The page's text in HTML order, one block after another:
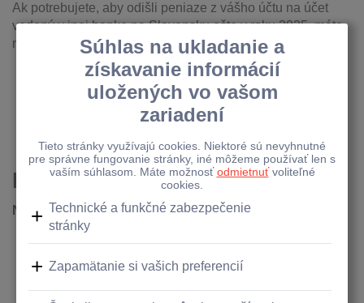
Ak potrebujete, aby odišli peniaze z vášho účtu na účet
vedený v inej banke na Slovensku ešte v roku 2025, máte
nasledujúce možnosti:
platbu zadať ako okamžitú najneskôr 31.12.2025
do CoT – bude v daný deň pripísaná na účet
platbu zadať ako štandardnú najneskôr 31.12.2025
do CoT – bude pripísaná na účet príjemcu 2.1.2026.
Pripísanie peňazí:
Na účet v Raiffeisen banke
Okamžité platby odoslané z iných bánk v prospech
pripísané na účty ešte v ten istý deň.
Ostatné platby odoslané z iných bánk v prospech